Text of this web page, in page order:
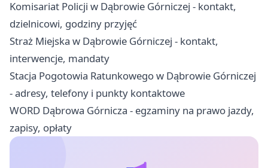
Komisariat Policji w Dąbrowie Górniczej - kontakt,
dzielnicowi, godziny przyjęć
Straż Miejska w Dąbrowie Górniczej - kontakt,
interwencje, mandaty
Stacja Pogotowia Ratunkowego w Dąbrowie Górniczej
- adresy, telefony i punkty kontaktowe
WORD Dąbrowa Górnicza - egzaminy na prawo jazdy,
zapisy, opłaty